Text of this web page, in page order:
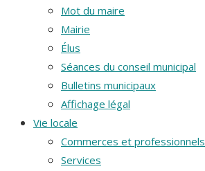
Mot du maire
Mairie
Élus
Séances du conseil municipal
Bulletins municipaux
Affichage légal
Vie locale
Commerces et professionnels
Services